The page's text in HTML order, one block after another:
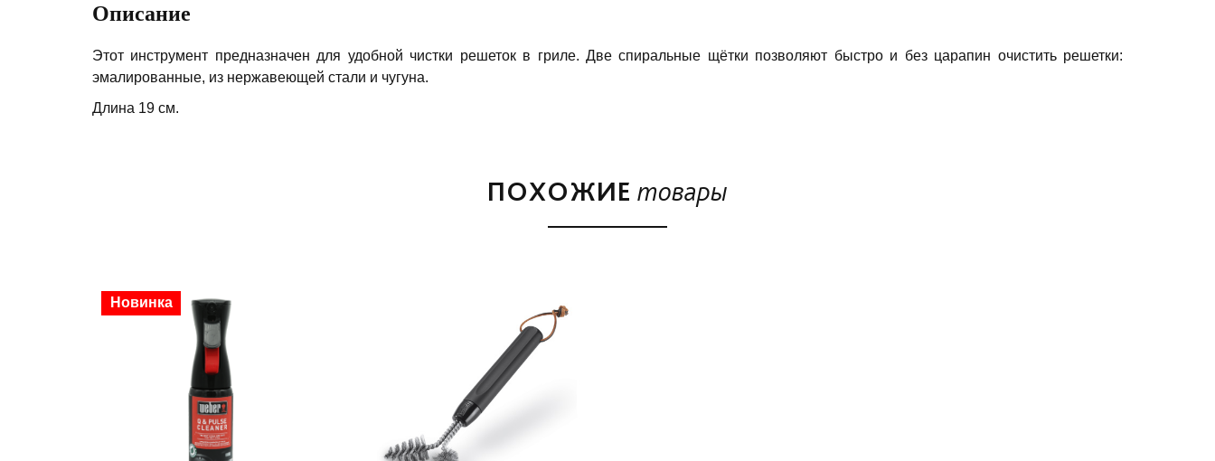
Описание
Этот инструмент предназначен для удобной чистки решеток в гриле. Две спиральные щётки позволяют быстро и без царапин очистить решетки:
эмалированные, из нержавеющей стали и чугуна.
Длина 19 см.
ПОХОЖИЕ товары
Скидка
Новинка